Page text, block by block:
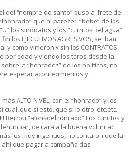
del “nombre de santo” puso al frete de
que al parecer, “bebe” de las
los sindicatos y los “curritos del agua”
los EJECUTIVOS AGRESIVOS, se iban
y como vinieron y sin los CONTRATOS
por edad y viendo los toros desde la
la “honradez” de los políticos, no
esperar acontecimientos y
ALTO NIVEL, con el “honrado” y los
cual, que si esto, que si lo otro, etc.etc.
Berrou “alonsoelhonrado” Los curritos y
de cara a la buena voluntad
más los muy ingenuos, no contaron que la
ahí que pagar a campaña das